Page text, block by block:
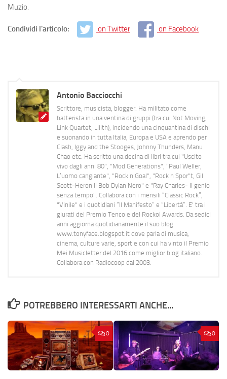
Muzio.
Condividi l'articolo: on Twitter on Facebook
Antonio Bacciocchi
Scrittore, musicista, blogger. Ha militato come
batterista in una ventina di gruppi (tra cui Not Moving,
Link Quartet, Lilith), incidendo una cinquantina di dischi
e suonando in tutta Italia, Europa e USA e aprendo per
Clash, Iggy and the Stooges, Johnny Thunders, Manu
Chao etc. Ha scritto una decina di libri tra cui "Uscito
vivo dagli anni 80", "Mod Generations", "Paul Weller,
L’uomo cangiante", "Rock n Goal", "Rock n Spor"t, Gil
Scott-Heron Il Bob Dylan Nero" e "Ray Charles- Il genio
senza tempo". Collabora con i mensili “Classic Rock”,
"Vinile" e i quotidiani “Il Manifesto” e “Libertà”. E' tra i
giurati del Premio Tenco e del Rockol Awards. Da sedici
anni aggiorna quotidianamente il suo blog
www.tonyface.blogspot.it dove parla di musica,
cinema, culture varie, sport e con cui ha vinto il Premio
Mei Musicletter del 2016 come miglior blog italiano.
Collabora con Radiocoop dal 2003.
POTREBBERO INTERESSARTI ANCHE...
0 0